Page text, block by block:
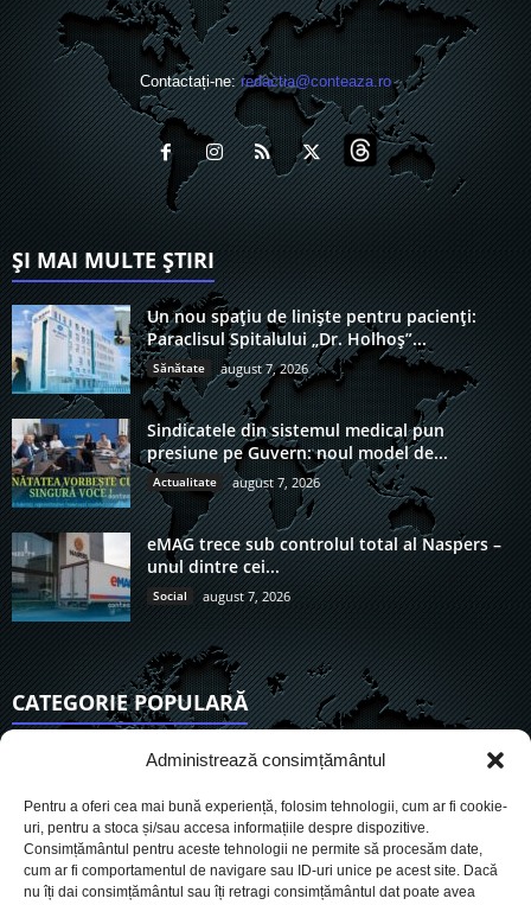
Administrează consimțământul
Pentru a oferi cea mai bună experiență, folosim tehnologii, cum ar fi cookie-
uri, pentru a stoca și/sau accesa informațiile despre dispozitive.
Consimțământul pentru aceste tehnologii ne permite să procesăm date,
cum ar fi comportamentul de navigare sau ID-uri unice pe acest site. Dacă
nu îți dai consimțământul sau îți retragi consimțământul dat poate avea
Contactați-ne:redactia@conteaza.ro
ȘI MAI MULTE ȘTIRI
Un nou spațiu de liniște pentru pacienți:
Paraclisul Spitalului „Dr. Holhoș”...
Sănătate august 7, 2026
Sindicatele din sistemul medical pun
presiune pe Guvern: noul model de...
Actualitate august 7, 2026
eMAG trece sub controlul total al Naspers –
unul dintre cei...
Social august 7, 2026
CATEGORIE POPULARĂ
6910
Social
Politic
Economie